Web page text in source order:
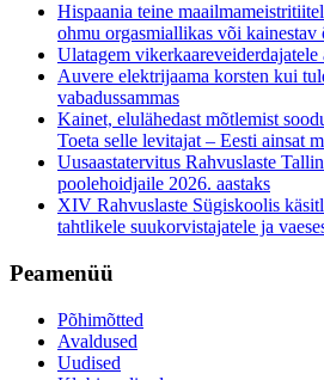
Hispaania teine
ohmu orgasmiallikas või kainestav
Ulatagem vikerkaareveiderdajatele
Auvere elektrijaama korsten kui
vabadussammas
Kainet, elulähedast mõtlemist
Toeta selle levitajat – Eesti ainsat
Uusaastatervitus Rahvuslaste
poolehoidjaile 2026. aastaks
XIV Rahvuslaste Sügiskoolis
tahtlikele suukorvistajatele ja
Peamenüü
Põhimõtted
Avaldused
Uudised